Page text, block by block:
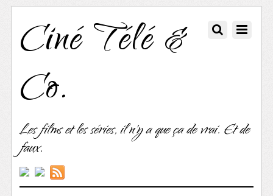
Ciné Télé &
Co.
Les films et les séries, il n'y a que ça de vrai. Et de
faux.